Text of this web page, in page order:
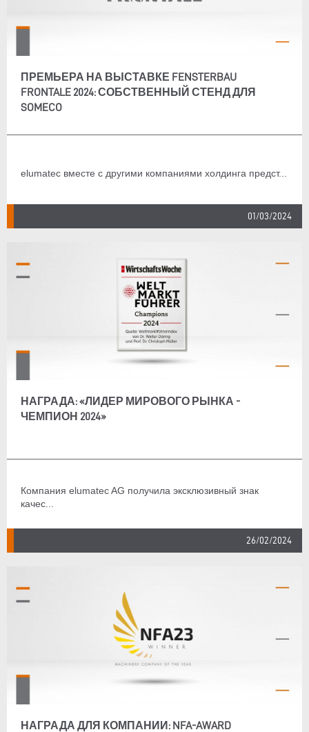
ПРЕМЬЕРА НА ВЫСТАВКЕ FENSTERBAU
FRONTALE 2024: СОБСТВЕННЫЙ СТЕНД ДЛЯ
SOMECO
elumatec вместе с другими компаниями холдинга предст...
01/03/2024
НАГРАДА: «ЛИДЕР МИРОВОГО РЫНКА -
ЧЕМПИОН 2024»
Компания elumatec AG получила эксклюзивный знак
качес...
26/02/2024
НАГРАДА ДЛЯ КОМПАНИИ: NFA-AWARD